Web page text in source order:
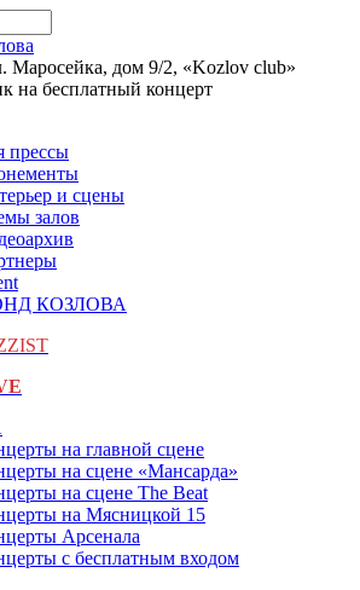
Маросейка, дом 9/2, «Kozlov club»
на бесплатный концерт
прессы
и сцены
залов
КОЗЛОВА
на главной сцене
на сцене «Мансарда»
на сцене The Beat
на Мясницкой 15
Арсенала
с бесплатным входом